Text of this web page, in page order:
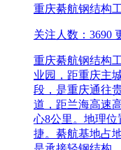
重庆綦航钢结构
关注人数：3690
重庆綦航钢结构
业园，距重庆主
段，是重庆通往
道，距兰海高速
心8公里。地理
捷。綦航基地占